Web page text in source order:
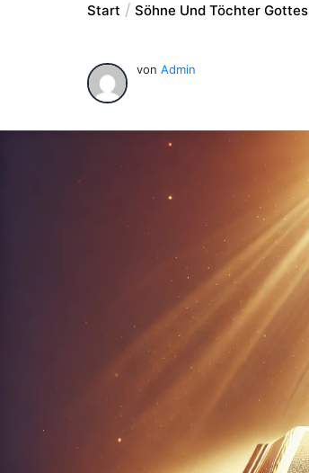
Start Söhne Und Töchter Gottes
von Admin